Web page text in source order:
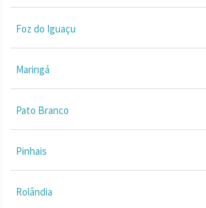
Foz do Iguaçu
Maringá
Pato Branco
Pinhais
Rolândia